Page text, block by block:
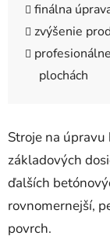
finálna
zvýšenie
plochách
Stroje na
základových
ďalších
rovnomernejší,
povrch.